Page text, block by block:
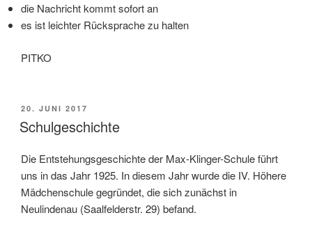
die Nachricht kommt sofort an
es ist leichter Rücksprache zu halten
PITKO
VERÖFFENTLICHT
AM
20. JUNI 2017
Schulgeschichte
Die Entstehungsgeschichte der Max-Klinger-Schule führt
uns in das Jahr 1925. In diesem Jahr wurde die IV. Höhere
Mädchenschule gegründet, die sich zunächst in
Neulindenau (Saalfelderstr. 29) befand.